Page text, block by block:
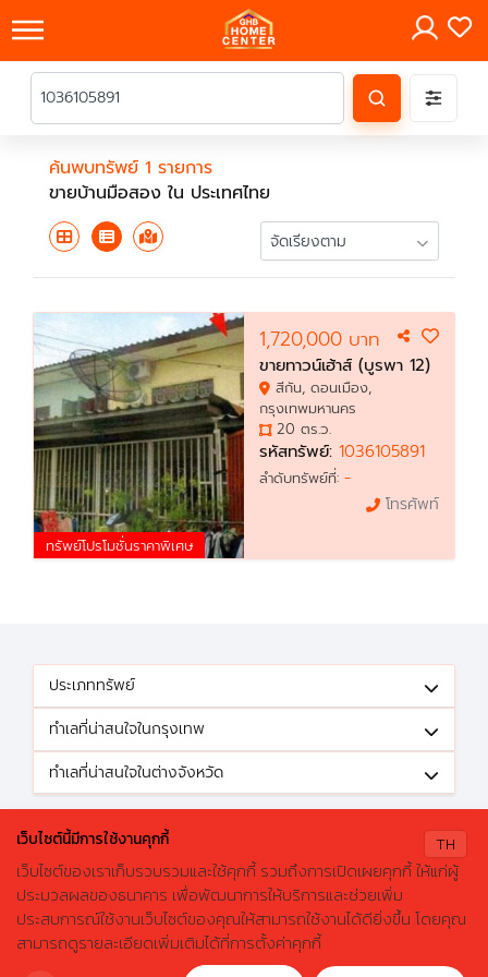
ค้นหาบ้านมือสองธอส.
ลองเปลี่ยนมาใช้ผ่านแอปดูสิ ใช้ง่าย รวดเร็ว โหลดเลย!
X
×
ค้นพบทรัพย์ 1 รายการ
ขายบ้านมือสอง ใน ประเทศไทย
ทรัพย์โปรโมชั่นราคาพิเศษ
1,720,000 บาท
ขายทาวน์เฮ้าส์ (บูรพา 12)
สีกัน, ดอนเมือง,
กรุงเทพมหานคร
20 ตร.ว.
รหัสทรัพย์: 1036105891
ลำดับทรัพย์ที่: -
โทรศัพท์
ประเภททรัพย์
ทำเลที่น่าสนใจในกรุงเทพ
ทำเลที่น่าสนใจในต่างจังหวัด
© 2026 GHBhomecenter.com. All rights reserved.
ธนาคารอาคารสงเคราะห์ (สำนักงานใหญ่) 63 ถนนพระราม 9 เขตห้วยขวาง
กรุงเทพมหานคร 10310
TH
เว็บไซต์นี้มีการใช้งานคุกกี้
เว็บไซต์ของเราเก็บรวบรวมและใช้คุกกี้ รวมถึงการเปิดเผยคุกกี้ ให้แก่ผู้
ประมวลผลของธนาคาร เพื่อพัฒนาการให้บริการและช่วยเพิ่ม
ประสบการณ์ใช้งานเว็บไซต์ของคุณให้สามารถใช้งานได้ดียิ่งขึ้น โดยคุณ
สามารถดูรายละเอียดเพิ่มเติมได้ที่การตั้งค่าคุกกี้